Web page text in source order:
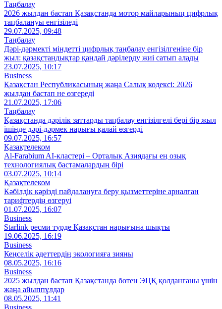
Таңбалау
2026 жылдан бастап Қазақстанда мотор майларының цифрлық
таңбалануы енгізіледі
29.07.2025, 09:48
Таңбалау
Дәрі-дәрмекті міндетті цифрлық таңбалау енгізілгеніне бір
жыл: қазақстандықтар қандай дәрілерду жиі сатып алады
23.07.2025, 10:17
Business
Қазақстан Республикасының жаңа Салық кодексі: 2026
жылдан бастап не өзгереді
21.07.2025, 17:06
Таңбалау
Қазақстанда дәрілік заттарды таңбалау енгізілгелі бері бір жыл
ішінде дәрі-дәрмек нарығы қалай өзгерді
09.07.2025, 16:57
Қазақтелеком
Al‑Farabium AI‑кластері – Орталық Азиядағы ең озық
технологиялық бастамалардың бірі
03.07.2025, 10:14
Қазақтелеком
Кәбілдік кәрізді пайдалануға беру қызметтеріне арналған
тарифтердің өзгеруі
01.07.2025, 16:07
Business
Starlink ресми түрде Қазақстан нарығына шықты
19.06.2025, 16:19
Business
Кеңселік әдеттердің экологияға зияны
08.05.2025, 16:16
Business
2025 жылдан бастап Қазақстанда бөтен ЭЦҚ қолданғаны үшін
жаңа айыппұлдар
08.05.2025, 11:41
Business